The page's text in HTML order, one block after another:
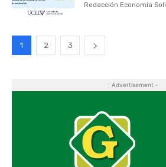
Redacción Economía
1 2 3
- Advertisement -